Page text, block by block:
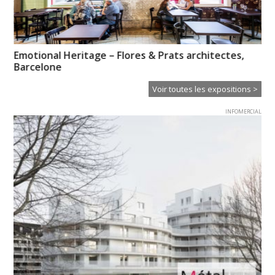
Emotional Heritage – Flores & Prats architectes,
Barcelone
Voir toutes les expositions >
INFOMERCIAL